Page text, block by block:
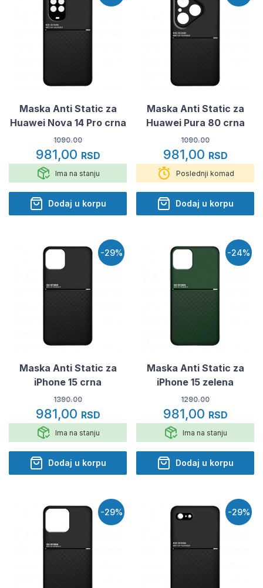
Maska Anti Static za
Huawei Nova 14 Pro crna
1090.00
981,00 RSD
Ima na stanju
Dodaj u korpu
Maska Anti Static za
Huawei Pura 80 crna
1090.00
981,00 RSD
Poslednji komad
Dodaj u korpu
-29%
Maska Anti Static za
iPhone 15 crna
1390.00
981,00 RSD
Ima na stanju
Dodaj u korpu
-24%
Maska Anti Static za
iPhone 15 zelena
1290.00
981,00 RSD
Ima na stanju
Dodaj u korpu
-29% -29%